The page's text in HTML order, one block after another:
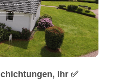
Ihr ✅